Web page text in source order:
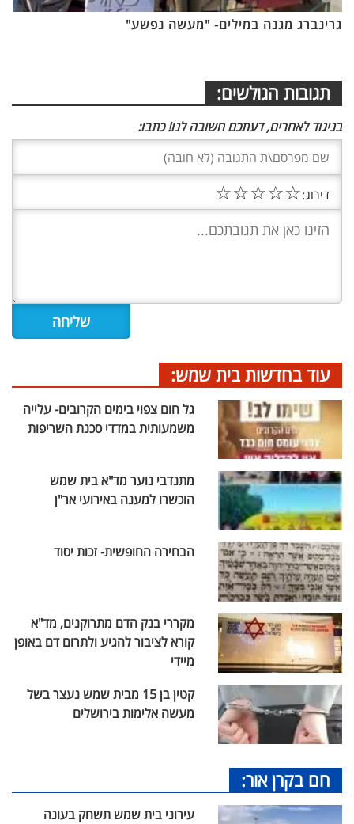
גרינברג מגנה במילים- "מעשה נפשע"
תגובות הגולשים:
בניגוד לאחרים, דעתכם חשובה לנו! כתבו:
דירוג:☆
☆
☆
☆
☆
עוד בחדשות בית שמש:
גל חום צפוי בימים הקרובים- עלייה
משמעותית במדדי סכנת השריפות
מתנדבי נוער מד"א בית שמש
הוכשרו למענה באירועי אר"ן
הבחירה החופשית- זכות יסוד
מקררי בנק הדם מתרוקנים, מד"א
קורא לציבור להגיע ולתרום דם באופן
מיידי
קטין בן 15 מבית שמש נעצר בשל
מעשה אלימות בירושלים
חם בקרן אור:
עירוני בית שמש תשחק בעונה